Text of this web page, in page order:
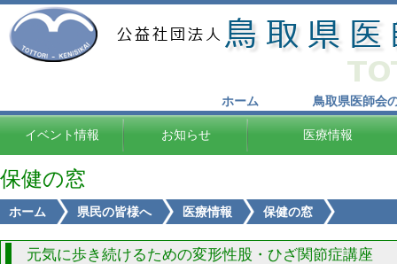
ホーム 鳥取県医師会
イベント情報 お知らせ 医療情報
保健の窓
ホーム 県民の皆様へ 医療情報 保健の窓
元気に歩き続けるための変形性股・ひざ関節症講座